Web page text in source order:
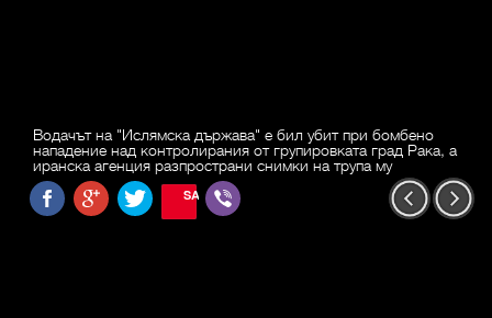
Водачът на "Ислямска държава" е бил убит при бомбено
нападение над контролирания от групировката град Рака, а
иранска агенция разпространи снимки на трупа му
SAVE